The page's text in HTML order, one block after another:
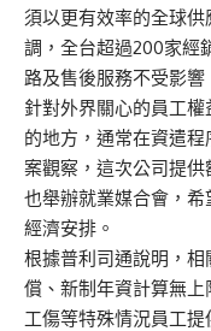
須以更有效率的全球
調，全台超過200家經
路及售後服務不受影響
針對外界關心的員工
的地方，通常在資遣
案觀察，這次公司提
也舉辦就業媒合會，
經濟安排。
根據普利司通說明，
償、新制年資計算無
工傷等特殊情況員工